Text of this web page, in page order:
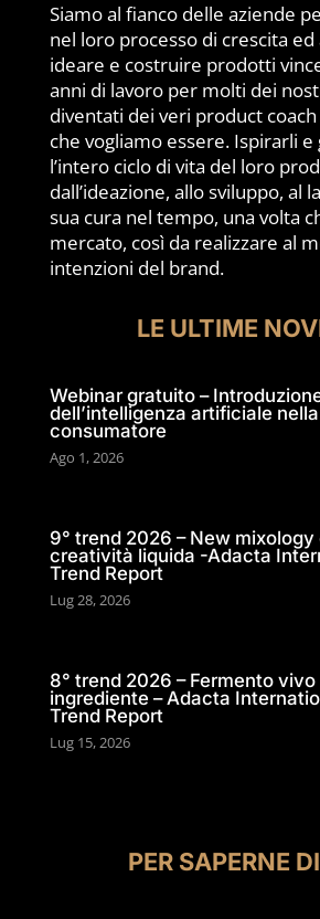
Siamo al fianco delle aziende
nel loro processo di crescita ed
ideare e costruire prodotti
anni di lavoro per molti dei
diventati dei veri product
che vogliamo essere. Ispirarli
l’intero ciclo di vita del loro
dall’ideazione, allo sviluppo, al
sua cura nel tempo, una volta
mercato, così da realizzare al
intenzioni del brand.
LE ULTIME
Webinar gratuito –
dell’intelligenza artificiale
consumatore
Ago 1, 2026
9° trend 2026 – New mixology
creatività liquida -Adacta
Trend Report
Lug 28, 2026
8° trend 2026 – Fermento
ingrediente – Adacta
Trend Report
Lug 15, 2026
PER SAPERNE